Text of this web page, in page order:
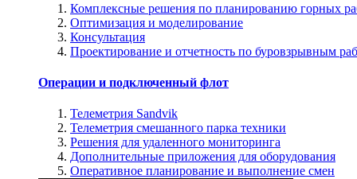
Комплексные решения по планированию горных
Оптимизация и моделирование
Консультация
Проектирование и отчетность по буровзрывным
Операции и подключенный флот
Телеметрия Sandvik
Телеметрия смешанного парка техники
Решения для удаленного мониторинга
Дополнительные приложения для оборудования
Оперативное планирование и выполнение смен